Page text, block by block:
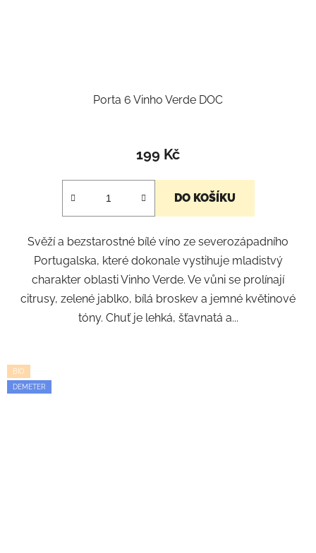
Porta 6 Vinho Verde DOC
199 Kč
DO KOŠÍKU
Svěží a bezstarostné bílé víno ze severozápadního
Portugalska, které dokonale vystihuje mladistvý
charakter oblasti Vinho Verde. Ve vůni se prolínají
citrusy, zelené jablko, bílá broskev a jemné květinové
tóny. Chuť je lehká, šťavnatá a...
BIO
DEMETER